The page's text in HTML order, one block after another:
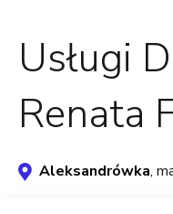
Usługi
Renata
Aleksandrówka,